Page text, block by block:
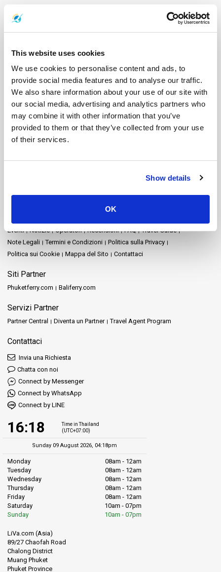
This website uses cookies
We use cookies to personalise content and ads, to
provide social media features and to analyse our traffic.
We also share information about your use of our site with
our social media, advertising and analytics partners who
may combine it with other information that you’ve
provided to them or that they’ve collected from your use
of their services.
Show details
OK
Aeroporto di Surat Thani
Ao Nang
Ayutthaya
Bangkok Chiang Mai Chonburi
Chumphon
Diga di Ratchaprapha
Donsak Hat Yai
Isola di Phangan
Isola di Samui Isola di Tao
Kanchanaburi
Khao Lak
Koh Bulon Koh Chang Koh Jum Koh Kood
Koh Kradan
Koh Lanta
Koh Laoliang Koh Libong Koh Lipe
Koh Mak
Koh Mook
Koh Nang Yuan Koh Ngai Koh Phi Phi
Koh Pu
Koh Samet
Koh Tarutao Koh Yao Noi Koh Yao Yai
Krabi
Lampang
Lamphun Langkawi
Mae Hong Son
Nakhon Ratchasima
Prachuap Khiri Khan
Railay Rayong Satun Siem Reap
Songkhla
Eventi
Notizie Operatori Recensioni FAQ
Travel Guide
Note Legali
Termini e Condizioni
Politica sulla Privacy
Politica sui Cookie
Mappa del Sito Contattaci
Siti Partner
Phuketferry.com Baliferry.com
Servizi Partner
Partner Central Diventa un Partner Travel Agent Program
Contattaci
Invia una Richiesta
Chatta con noi
Connect by Messenger
Connect by WhatsApp
Connect by LINE
16:18
Time in Thailand
(UTC+07:00)
Sunday 09 August 2026, 04:18pm
Monday
08am - 12am
Tuesday
08am - 12am
Wednesday
08am - 12am
Thursday
08am - 12am
Friday
08am - 12am
Saturday
10am - 07pm
Sunday
10am - 07pm
LiVa.com (Asia)
89/27 Chaofah Road
Chalong District
Muang Phuket
Phuket Province